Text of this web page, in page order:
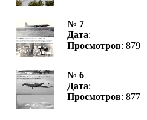
№ 7
Дата:
Просмотров: 879
№ 6
Дата:
Просмотров: 877